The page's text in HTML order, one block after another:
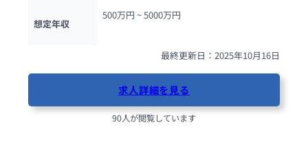
想定年収
500万円 ~ 5000万円
最終更新日：2025年10月16日
求人詳細を見る
90人が閲覧しています